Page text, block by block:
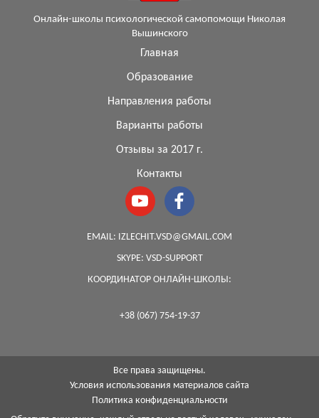
Онлайн-школы психологической самопомощи Николая
Вышинского
Главная
Образование
Направления работы
Варианты работы
Отзывы за 2017 г.
Контакты
EMAIL: IZLECHIT.VSD@GMAIL.COM
SKYPE: VSD-SUPPORT
КООРДИНАТОР ОНЛАЙН-ШКОЛЫ:
+38 (067) 754-19-37
Все права защищены.
Условия использования материалов сайта
Политика конфиденциальности